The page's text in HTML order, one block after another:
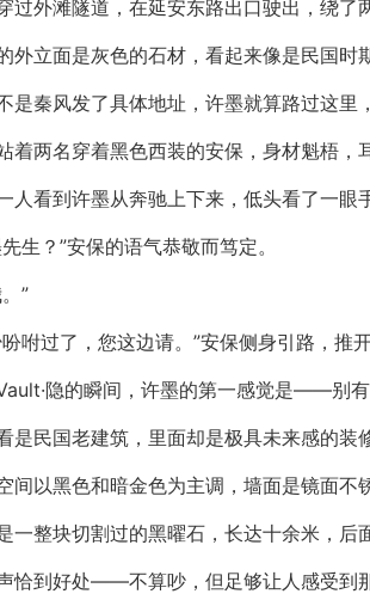
过外滩隧道，在延安东路出口驶出，绕了
外立面是灰色的石材，看起来像是民国
是秦风发了具体地址，许墨就算路过这里
着两名穿着黑色西装的安保，身材魁梧，
人看到许墨从奔驰上下来，低头看了一眼
生？”安保的语气恭敬而笃定。
”
咐过了，您这边请。”安保侧身引路，推
隐的瞬间，许墨的第一感觉是——别有
是民国老建筑，里面却是极具未来感的装
间以黑色和暗金色为主调，墙面是镜面不
一整块切割过的黑曜石，长达十余米，后
恰到好处——不算吵，但足够让人感受到